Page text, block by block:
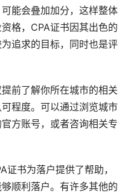
能会叠加加分，这样整体
格，CPA证书因其出色的
追求的目标，同时也是评
前了解你所在城市的相关
程度。可以通过浏览城市
方账号，或者咨询相关专
证书为落户提供了帮助，
顺利落户。有许多其他的